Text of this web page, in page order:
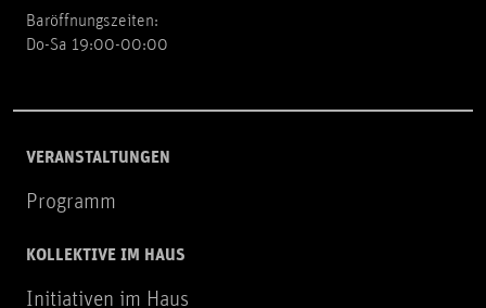
Baröffnungszeiten:
Do-Sa 19:00-00:00
VERANSTALTUNGEN
Programm
KOLLEKTIVE IM HAUS
Initiativen im Haus